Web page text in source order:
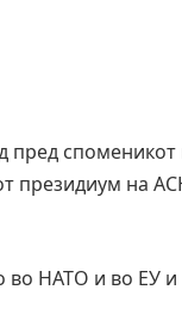
пред споменикот
президиум на
во НАТО и во ЕУ и